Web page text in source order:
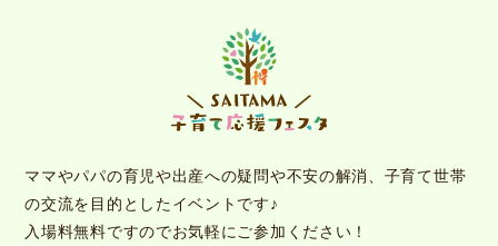
ママやパパの育児や出産への疑問や不安の解消、子育て世帯
の交流を目的としたイベントです♪
入場料無料ですのでお気軽にご参加ください！